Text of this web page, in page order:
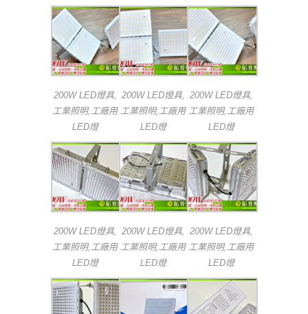
200W LED燈具,
工業照明,工廠用
LED燈
200W LED燈具,
工業照明,工廠用
LED燈
200W LED燈具,
工業照明,工廠用
LED燈
200W LED燈具,
工業照明,工廠用
LED燈
200W LED燈具,
工業照明,工廠用
LED燈
200W LED燈具,
工業照明,工廠用
LED燈